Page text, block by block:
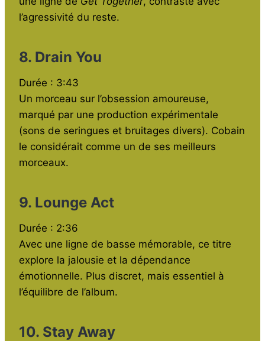
l’agressivité du reste.
8. Drain You
Durée : 3:43
Un morceau sur l’obsession amoureuse,
marqué par une production expérimentale
(sons de seringues et bruitages divers). Cobain
le considérait comme un de ses meilleurs
morceaux.
9. Lounge Act
Durée : 2:36
Avec une ligne de basse mémorable, ce titre
explore la jalousie et la dépendance
émotionnelle. Plus discret, mais essentiel à
l’équilibre de l’album.
10. Stay Away